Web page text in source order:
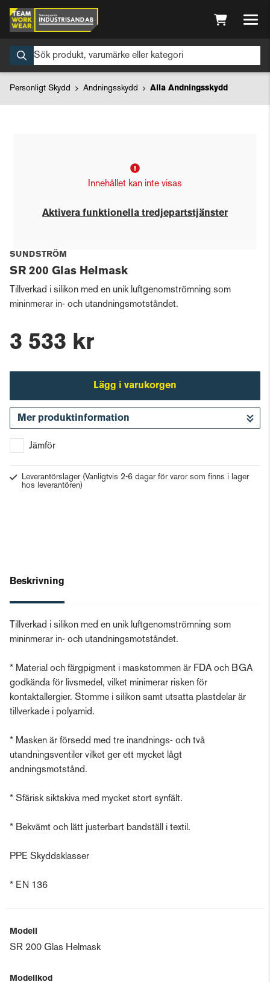
Personligt Skydd Andningsskydd Alla Andningsskydd
Innehållet kan inte visas
Aktivera funktionella tredjepartstjänster
SUNDSTRÖM
SR 200 Glas Helmask
Tillverkad i silikon med en unik luftgenomströmning som
mininmerar in- och utandningsmotståndet.
3 533 kr
Lägg i varukorgen
Mer produktinformation
Jämför
Leverantörslager (Vanligtvis 2-6 dagar för varor som finns i lager
hos leverantören)
Beskrivning
Tillverkad i silikon med en unik luftgenomströmning som
mininmerar in- och utandningsmotståndet.
* Material och färgpigment i maskstommen är FDA och BGA
godkända för livsmedel, vilket minimerar risken för
kontaktallergier. Stomme i silikon samt utsatta plastdelar är
tillverkade i polyamid.
* Masken är försedd med tre inandnings- och två
utandningsventiler vilket ger ett mycket lågt
andningsmotstånd.
* Sfärisk siktskiva med mycket stort synfält.
* Bekvämt och lätt justerbart bandställ i textil.
PPE Skyddsklasser
* EN 136
Modell
SR 200 Glas Helmask
Modellkod